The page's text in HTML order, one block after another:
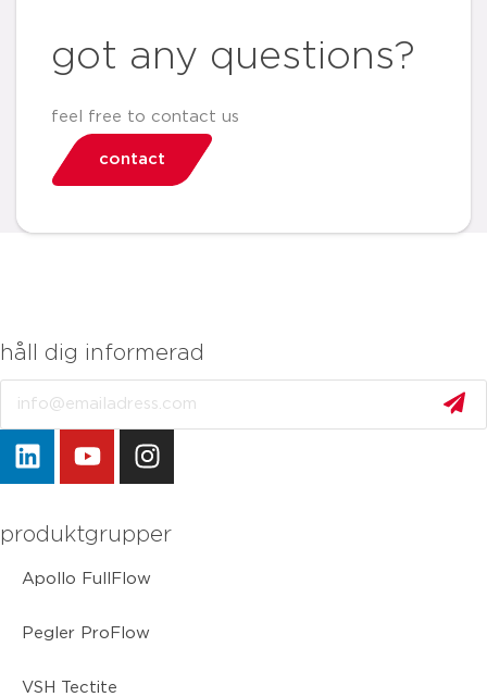
got any questions?
feel free to contact us
contact
håll dig informerad
produktgrupper
Apollo FullFlow
Pegler ProFlow
VSH Tectite